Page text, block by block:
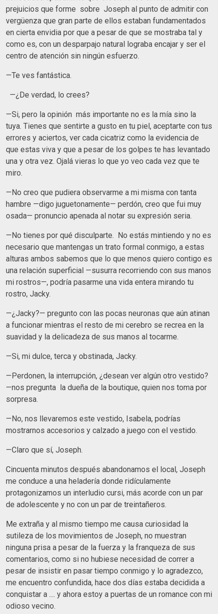
prejuicios que forme sobre Joseph al punto de admitir con
vergüenza que gran parte de ellos estaban fundamentados
en cierta envidia por que a pesar de que se mostraba tal y
como es, con un desparpajo natural lograba encajar y ser el
centro de atención sin ningún esfuerzo.
—Te ves fantástica.
—¿De verdad, lo crees?
—Si, pero la opinión más importante no es la mía sino la
tuya. Tienes que sentirte a gusto en tu piel, aceptarte con tus
errores y aciertos, ver cada cicatriz como la evidencia de
que estas viva y que a pesar de los golpes te has levantado
una y otra vez. Ojalá vieras lo que yo veo cada vez que te
miro.
—No creo que pudiera observarme a mi misma con tanta
hambre —digo juguetonamente— perdón, creo que fui muy
osada— pronuncio apenada al notar su expresión seria.
—No tienes por qué disculparte. No estás mintiendo y no es
necesario que mantengas un trato formal conmigo, a estas
alturas ambos sabemos que lo que menos quiero contigo es
una relación superficial —susurra recorriendo con sus manos
mi rostros—, podría pasarme una vida entera mirando tu
rostro, Jacky.
—¿Jacky?— pregunto con las pocas neuronas que aún atinan
a funcionar mientras el resto de mi cerebro se recrea en la
suavidad y la delicadeza de sus manos al tocarme.
—Si, mi dulce, terca y obstinada, Jacky.
—Perdonen, la interrupción, ¿desean ver algún otro vestido?
—nos pregunta la dueña de la boutique, quien nos toma por
sorpresa.
—No, nos llevaremos este vestido, Isabela, podrías
mostrarnos accesorios y calzado a juego con el vestido.
—Claro que sí, Joseph.
Cincuenta minutos después abandonamos el local, Joseph
me conduce a una heladería donde ridículamente
protagonizamos un interludio cursi, más acorde con un par
de adolescente y no con un par de treintañeros.
Me extraña y al mismo tiempo me causa curiosidad la
sutileza de los movimientos de Joseph, no muestran
ninguna prisa a pesar de la fuerza y la franqueza de sus
comentarios, como si no hubiese necesidad de correr a
pesar de insistir en pasar tiempo conmigo y lo agradezco,
me encuentro confundida, hace dos días estaba decidida a
conquistar a .... y ahora estoy a puertas de un romance con mi
odioso vecino.